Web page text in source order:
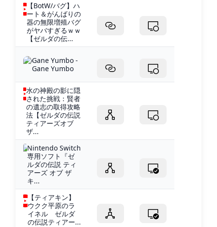
【BotW/バグ】ハ
ート＆がんばりの
器の無限増殖バグ
がヤバすぎるｗｗ
【ゼルダの伝...
Gane Yumbo -
Gane Yumbo
水の神殿の影に隠
された挑戦：賢者
の遺志の取得攻略
法【ゼルダの伝説
ティアーズオブ
ザ...
Nintendo Switch
専用ソフト『ゼ
ルダの伝説 ティ
アーズ オブ ザ
キ...
【ティアキン】
ウクク平原のラ
イネル ゼルダ
の伝説ティアー...